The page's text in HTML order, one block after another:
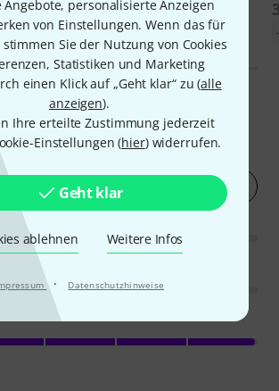
Angebote, personalisierte Anzeigen
von Einstellungen. Wenn das für
stimmen Sie der Nutzung von Cookies
Statistiken und Marketing
einen Klick auf „Geht klar“ zu (alle
anzeigen).
Ihre erteilte Zustimmung jederzeit
Einstellungen (hier) widerrufen.
Geht klar
ablehnen Weitere Infos
· Datenschutzhinweise
49 €
Jetzt bewerten